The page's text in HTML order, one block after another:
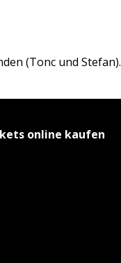
(Tonc und Stefan).
online kaufen